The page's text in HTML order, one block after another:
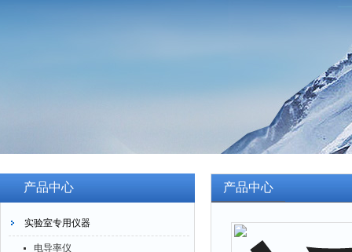
产品中心
实验室专用仪器
电导率仪
产品中心